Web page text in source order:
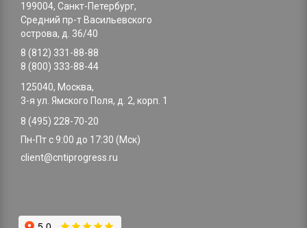
199004, Санкт-Петербург,
Средний пр-т Васильевского
острова, д. 36/40
8 (812) 331-88-88
8 (800) 333-88-44
125040, Москва,
3-я ул. Ямского Поля, д. 2, корп. 1
8 (495) 228-70-20
Пн-Пт с 9:00 до 17:30 (Мск)
client@cntiprogress.ru